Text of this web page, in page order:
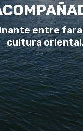
entre
cultura